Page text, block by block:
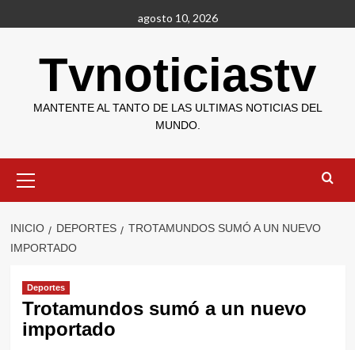
al
agosto 10, 2026
Tvnoticiastv
MANTENTE AL TANTO DE LAS ULTIMAS NOTICIAS DEL
MUNDO.
primario
INICIO DEPORTES
TROTAMUNDOS SUMÓ A UN NUEVO
IMPORTADO
Deportes
Trotamundos sumó a un nuevo
importado